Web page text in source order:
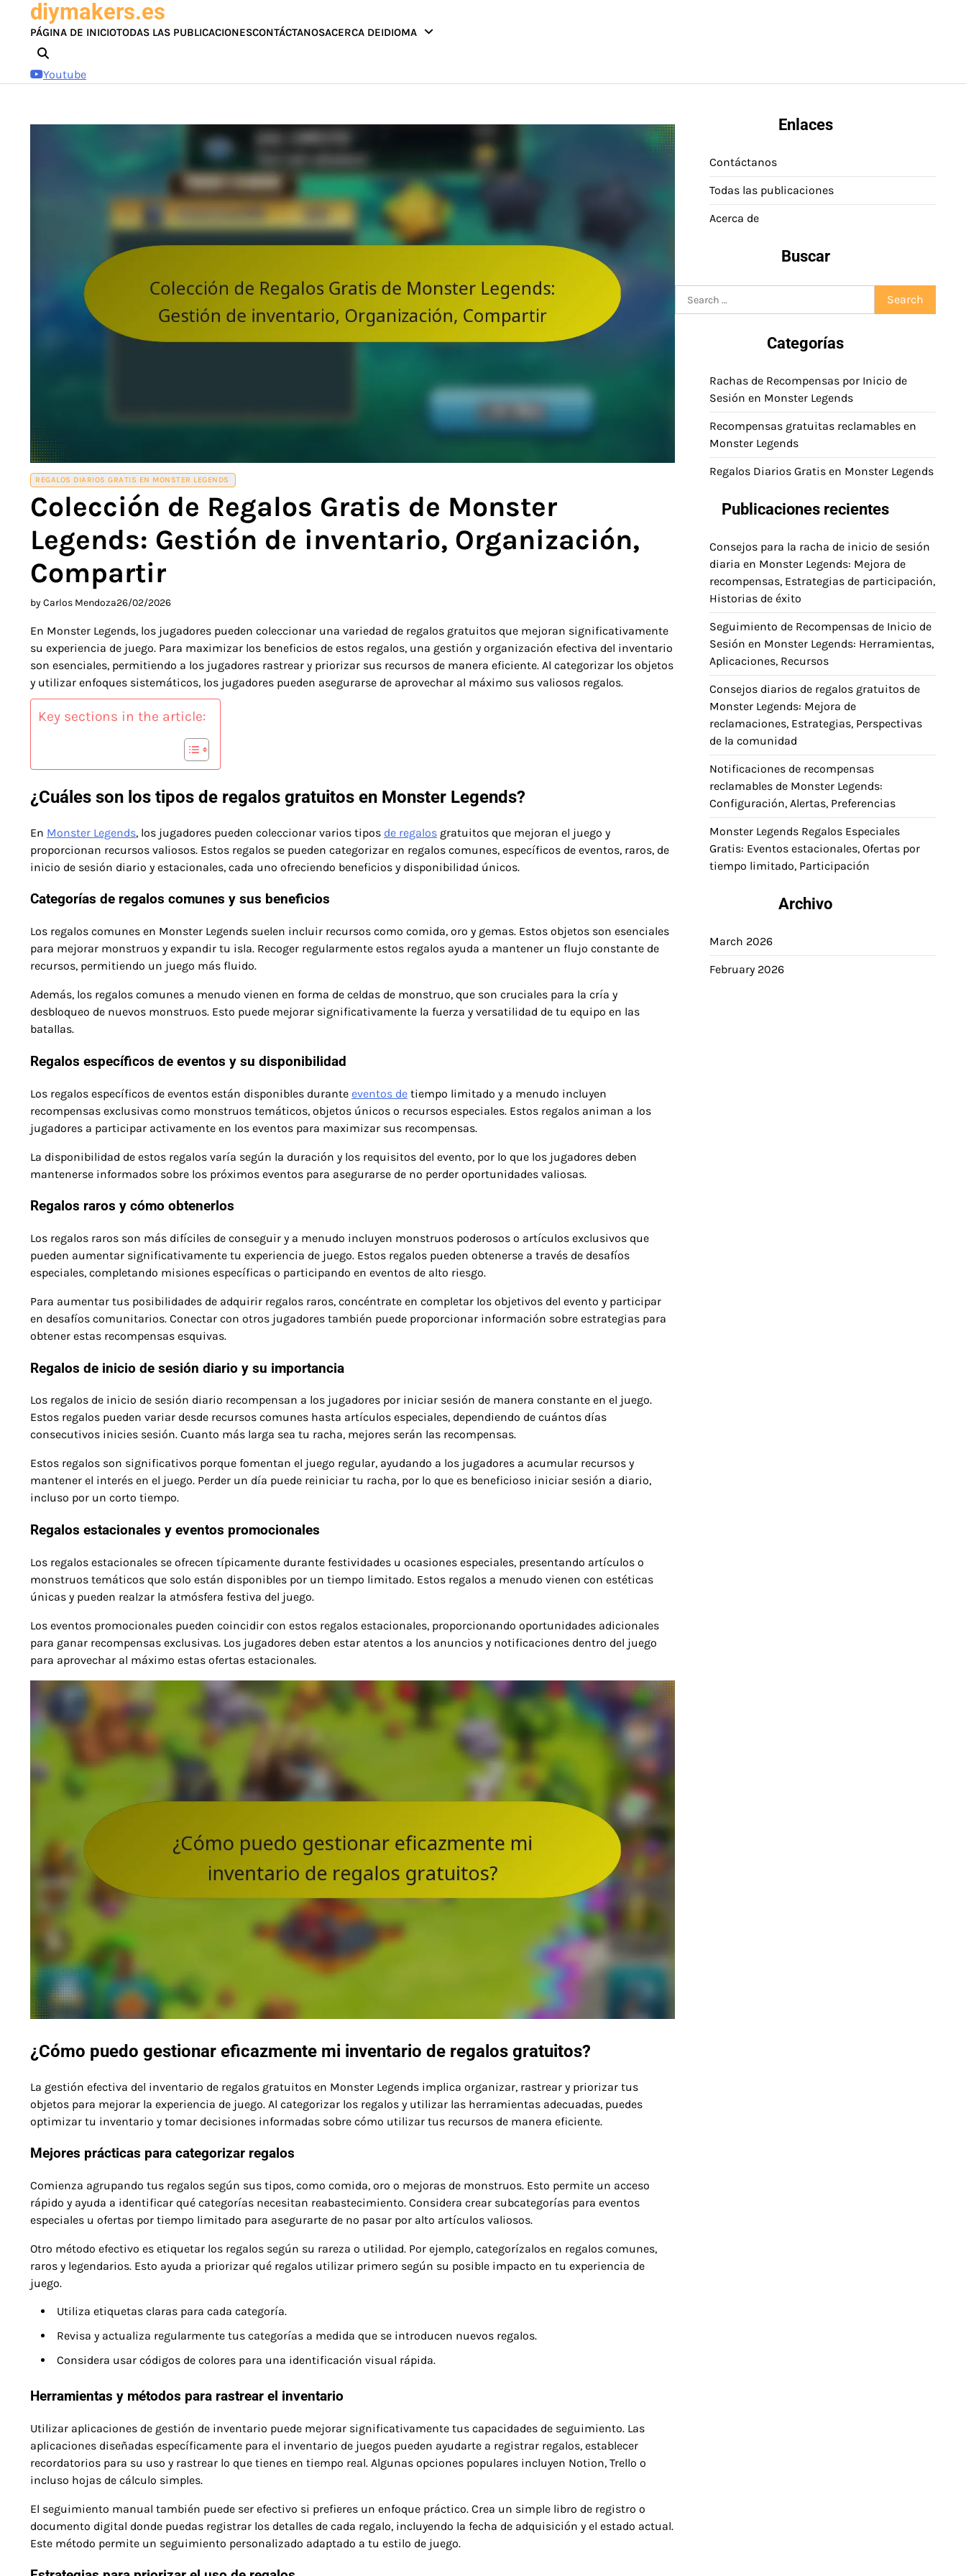
diymakers.es
PÁGINA DE INICIOTODAS LAS PUBLICACIONESCONTÁCTANOSACERCA DEIDIOMA
Youtube
REGALOS DIARIOS GRATIS EN MONSTER LEGENDS
Colección de Regalos Gratis de Monster
Legends: Gestión de inventario, Organización,
Compartir
by Carlos Mendoza26/02/2026
En Monster Legends, los jugadores pueden coleccionar una variedad de regalos gratuitos que mejoran significativamente
su experiencia de juego. Para maximizar los beneficios de estos regalos, una gestión y organización efectiva del inventario
son esenciales, permitiendo a los jugadores rastrear y priorizar sus recursos de manera eficiente. Al categorizar los objetos
y utilizar enfoques sistemáticos, los jugadores pueden asegurarse de aprovechar al máximo sus valiosos regalos.
Key sections in the article:
¿Cuáles son los tipos de regalos gratuitos en Monster Legends?
En Monster Legends, los jugadores pueden coleccionar varios tipos de regalos gratuitos que mejoran el juego y
proporcionan recursos valiosos. Estos regalos se pueden categorizar en regalos comunes, específicos de eventos, raros, de
inicio de sesión diario y estacionales, cada uno ofreciendo beneficios y disponibilidad únicos.
Categorías de regalos comunes y sus beneficios
Los regalos comunes en Monster Legends suelen incluir recursos como comida, oro y gemas. Estos objetos son esenciales
para mejorar monstruos y expandir tu isla. Recoger regularmente estos regalos ayuda a mantener un flujo constante de
recursos, permitiendo un juego más fluido.
Además, los regalos comunes a menudo vienen en forma de celdas de monstruo, que son cruciales para la cría y
desbloqueo de nuevos monstruos. Esto puede mejorar significativamente la fuerza y versatilidad de tu equipo en las
batallas.
Regalos específicos de eventos y su disponibilidad
Los regalos específicos de eventos están disponibles durante eventos de tiempo limitado y a menudo incluyen
recompensas exclusivas como monstruos temáticos, objetos únicos o recursos especiales. Estos regalos animan a los
jugadores a participar activamente en los eventos para maximizar sus recompensas.
La disponibilidad de estos regalos varía según la duración y los requisitos del evento, por lo que los jugadores deben
mantenerse informados sobre los próximos eventos para asegurarse de no perder oportunidades valiosas.
Regalos raros y cómo obtenerlos
Los regalos raros son más difíciles de conseguir y a menudo incluyen monstruos poderosos o artículos exclusivos que
pueden aumentar significativamente tu experiencia de juego. Estos regalos pueden obtenerse a través de desafíos
especiales, completando misiones específicas o participando en eventos de alto riesgo.
Para aumentar tus posibilidades de adquirir regalos raros, concéntrate en completar los objetivos del evento y participar
en desafíos comunitarios. Conectar con otros jugadores también puede proporcionar información sobre estrategias para
obtener estas recompensas esquivas.
Regalos de inicio de sesión diario y su importancia
Los regalos de inicio de sesión diario recompensan a los jugadores por iniciar sesión de manera constante en el juego.
Estos regalos pueden variar desde recursos comunes hasta artículos especiales, dependiendo de cuántos días
consecutivos inicies sesión. Cuanto más larga sea tu racha, mejores serán las recompensas.
Estos regalos son significativos porque fomentan el juego regular, ayudando a los jugadores a acumular recursos y
mantener el interés en el juego. Perder un día puede reiniciar tu racha, por lo que es beneficioso iniciar sesión a diario,
incluso por un corto tiempo.
Regalos estacionales y eventos promocionales
Los regalos estacionales se ofrecen típicamente durante festividades u ocasiones especiales, presentando artículos o
monstruos temáticos que solo están disponibles por un tiempo limitado. Estos regalos a menudo vienen con estéticas
únicas y pueden realzar la atmósfera festiva del juego.
Los eventos promocionales pueden coincidir con estos regalos estacionales, proporcionando oportunidades adicionales
para ganar recompensas exclusivas. Los jugadores deben estar atentos a los anuncios y notificaciones dentro del juego
para aprovechar al máximo estas ofertas estacionales.
¿Cómo puedo gestionar eficazmente mi inventario de regalos gratuitos?
La gestión efectiva del inventario de regalos gratuitos en Monster Legends implica organizar, rastrear y priorizar tus
objetos para mejorar la experiencia de juego. Al categorizar los regalos y utilizar las herramientas adecuadas, puedes
optimizar tu inventario y tomar decisiones informadas sobre cómo utilizar tus recursos de manera eficiente.
Mejores prácticas para categorizar regalos
Comienza agrupando tus regalos según sus tipos, como comida, oro o mejoras de monstruos. Esto permite un acceso
rápido y ayuda a identificar qué categorías necesitan reabastecimiento. Considera crear subcategorías para eventos
especiales u ofertas por tiempo limitado para asegurarte de no pasar por alto artículos valiosos.
Otro método efectivo es etiquetar los regalos según su rareza o utilidad. Por ejemplo, categorízalos en regalos comunes,
raros y legendarios. Esto ayuda a priorizar qué regalos utilizar primero según su posible impacto en tu experiencia de
juego.
Utiliza etiquetas claras para cada categoría.
Revisa y actualiza regularmente tus categorías a medida que se introducen nuevos regalos.
Considera usar códigos de colores para una identificación visual rápida.
Herramientas y métodos para rastrear el inventario
Utilizar aplicaciones de gestión de inventario puede mejorar significativamente tus capacidades de seguimiento. Las
aplicaciones diseñadas específicamente para el inventario de juegos pueden ayudarte a registrar regalos, establecer
recordatorios para su uso y rastrear lo que tienes en tiempo real. Algunas opciones populares incluyen Notion, Trello o
incluso hojas de cálculo simples.
El seguimiento manual también puede ser efectivo si prefieres un enfoque práctico. Crea un simple libro de registro o
documento digital donde puedas registrar los detalles de cada regalo, incluyendo la fecha de adquisición y el estado actual.
Este método permite un seguimiento personalizado adaptado a tu estilo de juego.
Enlaces
Contáctanos
Todas las publicaciones
Acerca de
Buscar
for:
Categorías
Rachas de Recompensas por Inicio de
Sesión en Monster Legends
Recompensas gratuitas reclamables en
Monster Legends
Regalos Diarios Gratis en Monster Legends
Publicaciones recientes
Consejos para la racha de inicio de sesión
diaria en Monster Legends: Mejora de
recompensas, Estrategias de participación,
Historias de éxito
Seguimiento de Recompensas de Inicio de
Sesión en Monster Legends: Herramientas,
Aplicaciones, Recursos
Consejos diarios de regalos gratuitos de
Monster Legends: Mejora de
reclamaciones, Estrategias, Perspectivas
de la comunidad
Notificaciones de recompensas
reclamables de Monster Legends:
Configuración, Alertas, Preferencias
Monster Legends Regalos Especiales
Gratis: Eventos estacionales, Ofertas por
tiempo limitado, Participación
Archivo
March 2026
February 2026